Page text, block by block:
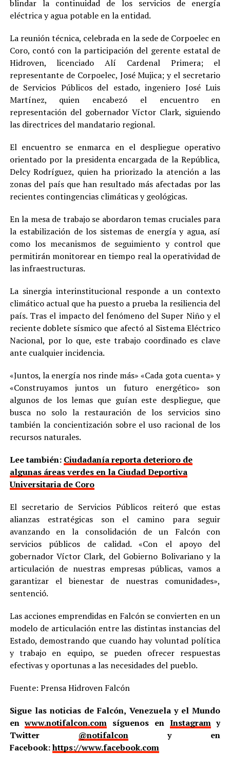
blindar la continuidad de los servicios de energía
eléctrica y agua potable en la entidad.
La reunión técnica, celebrada en la sede de Corpoelec en
Coro, contó con la participación del gerente estatal de
Hidroven, licenciado Alí Cardenal Primera; el
representante de Corpoelec, José Mujica; y el secretario
de Servicios Públicos del estado, ingeniero José Luis
Martínez, quien encabezó el encuentro en
representación del gobernador Víctor Clark, siguiendo
las directrices del mandatario regional.
El encuentro se enmarca en el despliegue operativo
orientado por la presidenta encargada de la República,
Delcy Rodríguez, quien ha priorizado la atención a las
zonas del país que han resultado más afectadas por las
recientes contingencias climáticas y geológicas.
En la mesa de trabajo se abordaron temas cruciales para
la estabilización de los sistemas de energía y agua, así
como los mecanismos de seguimiento y control que
permitirán monitorear en tiempo real la operatividad de
las infraestructuras.
La sinergia interinstitucional responde a un contexto
climático actual que ha puesto a prueba la resiliencia del
país. Tras el impacto del fenómeno del Super Niño y el
reciente doblete sísmico que afectó al Sistema Eléctrico
Nacional, por lo que, este trabajo coordinado es clave
ante cualquier incidencia.
«Juntos, la energía nos rinde más» «Cada gota cuenta» y
«Construyamos juntos un futuro energético» son
algunos de los lemas que guían este despliegue, que
busca no solo la restauración de los servicios sino
también la concientización sobre el uso racional de los
recursos naturales.
Lee también: Ciudadanía reporta deterioro de
algunas áreas verdes en la Ciudad Deportiva
Universitaria de Coro
El secretario de Servicios Públicos reiteró que estas
alianzas estratégicas son el camino para seguir
avanzando en la consolidación de un Falcón con
servicios públicos de calidad. «Con el apoyo del
gobernador Víctor Clark, del Gobierno Bolivariano y la
articulación de nuestras empresas públicas, vamos a
garantizar el bienestar de nuestras comunidades»,
sentenció.
Las acciones emprendidas en Falcón se convierten en un
modelo de articulación entre las distintas instancias del
Estado, demostrando que cuando hay voluntad política
y trabajo en equipo, se pueden ofrecer respuestas
efectivas y oportunas a las necesidades del pueblo.
Fuente: Prensa Hidroven Falcón
Sigue las noticias de Falcón, Venezuela y el Mundo
enwww.notifalcon.com síguenos en Instagramy
Twitter @notifalcony en
Facebook:https://www.facebook.com